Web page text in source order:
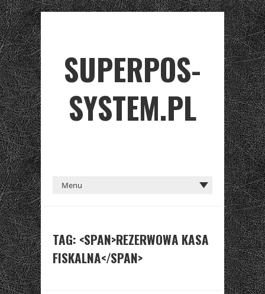
SUPERPOS-
SYSTEM.PL
TAG: <SPAN>REZERWOWA KASA
FISKALNA</SPAN>